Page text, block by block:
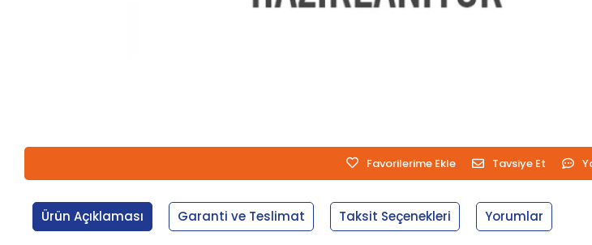
Favorilerime Ekle Tavsiye Et
Ürün Açıklaması Garanti ve Teslimat Taksit Seçenekleri Yorumlar